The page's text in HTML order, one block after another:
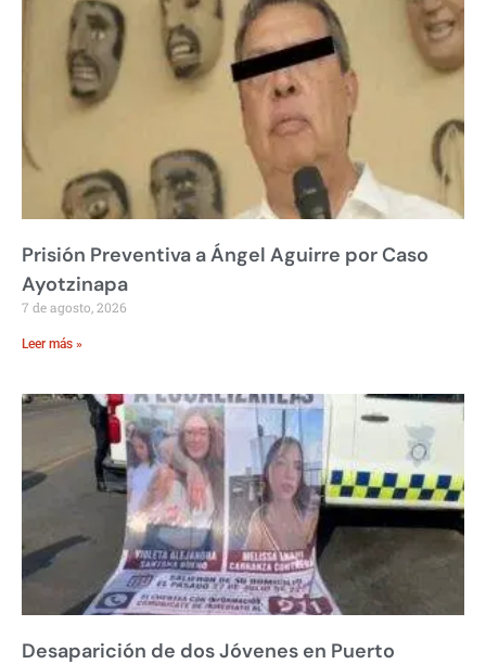
Prisión Preventiva a Ángel Aguirre por Caso
Ayotzinapa
7 de agosto, 2026
Leer más »
Desaparición de dos Jóvenes en Puerto